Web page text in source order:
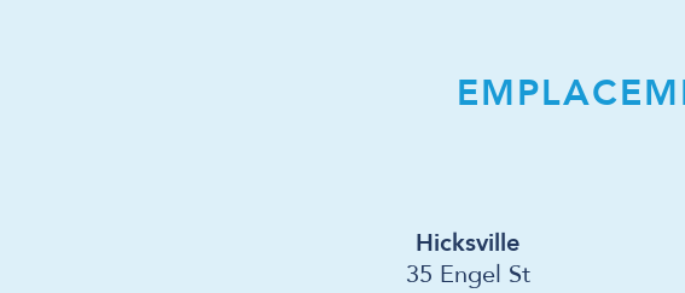
Hicksville
35 Engel St